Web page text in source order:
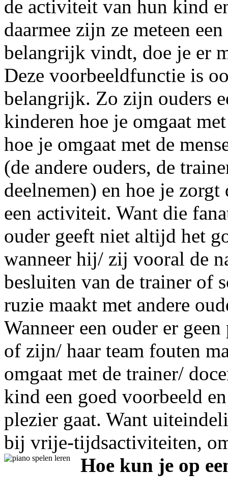
de activiteit van hun kind
daarmee zijn ze meteen
belangrijk vindt, doe je er
Deze voorbeeldfunctie is
belangrijk. Zo zijn ouders
kinderen hoe je omgaat
hoe je omgaat met de
(de andere ouders, de
deelnemen) en hoe je
een activiteit. Want die
ouder geeft niet altijd het
wanneer hij/ zij vooral de
besluiten van de trainer of
ruzie maakt met andere
Wanneer een ouder er
of zijn/ haar team fouten
omgaat met de trainer/
kind een goed voorbeeld
plezier gaat. Want
bij vrije-tijdsactiviteiten,
Hoe kun je op